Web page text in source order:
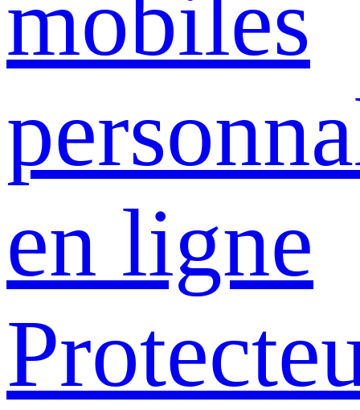
mobiles
en ligne